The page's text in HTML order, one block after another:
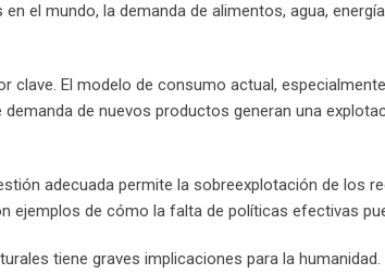
el mundo, la demanda de alimentos, agua,
clave. El modelo de consumo actual,
de nuevos productos generan una
adecuada permite la sobreexplotación de los
ejemplos de cómo la falta de políticas efectivas
tiene graves implicaciones para la